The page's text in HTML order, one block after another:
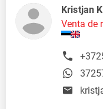
Kristjan
Venta de